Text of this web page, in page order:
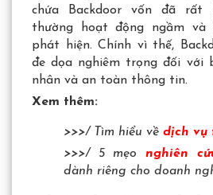
chứa Backdoor vốn đã rất
thường hoạt động ngầm và
phát hiện. Chính vì thế,
đe dọa nghiêm trọng đối với
nhân và an toàn thông tin.
Xem thêm:
>>>/ Tìm hiểu về dịch vụ
>>>/ 5 mẹo nghiên
dành riêng cho doanh